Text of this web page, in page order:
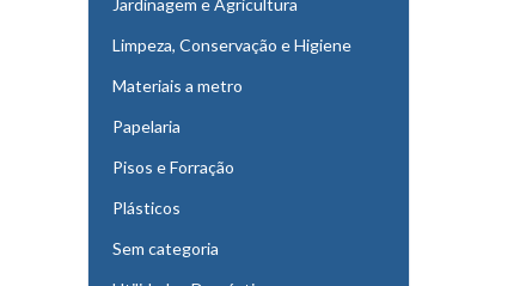
Jardinagem e Agricultura
Limpeza, Conservação e Higiene
Materiais a metro
Papelaria
Pisos e Forração
Plásticos
Sem categoria